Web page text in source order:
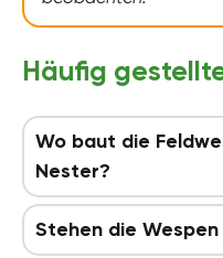
Häufig
Wo baut die
Nester?
Stehen die